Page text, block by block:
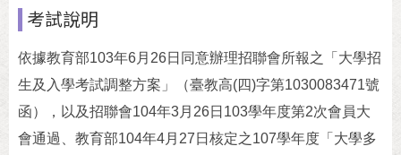
考試說明
依據教育部103年6月26日同意辦理招聯會所報之「大學招
生及入學考試調整方案」（臺教高(四)字第1030083471號
函），以及招聯會104年3月26日103學年度第2次會員大
會通過、教育部104年4月27日核定之107學年度「大學多